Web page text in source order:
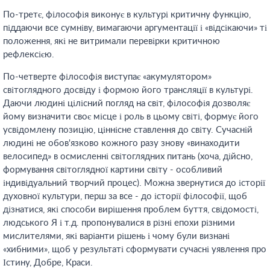
По-третє, філософія виконує в культурі критичну функцію,
піддаючи все сумніву, вимагаючи аргументації і «відсікаючи» ті
положення, які не витримали перевірки критичною
рефлексією.
По-четверте філософія виступає «акумулятором»
світоглядного досвіду і формою його трансляції в культурі.
Даючи людині цілісний погляд на світ, філософія дозволяє
йому визначити своє місце і роль в цьому світі, формує його
усвідомлену позицію, ціннісне ставлення до світу. Сучасній
людині не обов'язково кожного разу знову «винаходити
велосипед» в осмисленні світоглядних питань (хоча, дійсно,
формування світоглядної картини світу - особливий
індивідуальний творчий процес). Можна звернутися до історії
духовної культури, перш за все - до історії філософії, щоб
дізнатися, які способи вирішення проблем буття, свідомості,
людського Я і т.д. пропонувалися в різні епохи різними
мислителями, які варіанти рішень і чому були визнані
«хибними», щоб у результаті сформувати сучасні уявлення про
Істину, Добре, Краси.